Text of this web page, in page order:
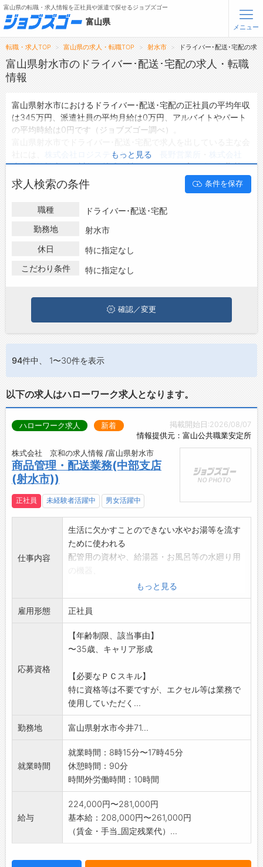
無料会員登録 ログイン
トップ
詳細情報で求人を探す
転職支援サービスについて
転職ノウハウ(応募書類の書き方・面接対策など)
転職・採用コラム
ジョブズゴーについて
お問い合わせ
富山県の転職・求人情報を正社員や派遣で探せるジョブズゴー
富山県
メニュー
転職・求人TOP 富山県の求人・転職TOP 射水市 ドライバー･配送･宅配の求
富山県射水市のドライバー･配送･宅配の求人・転職
情報
富山県射水市におけるドライバー･配送･宅配の正社員の平均年収
は345万円、派遣社員の平均月給は0万円、アルバイトやパート
の平均時給は0円です（ジョブズゴー調べ）。
株式会社ロジスティクス坂尻 長野営業所
小泉運輸松本・佐川急便株式会社などがあり、未経験や短期等ご
希望の条件で絞り込みができます。
富山県射水市の地域密着型の求人サイトであるジョブズゴーでは
富山県射水市の求人情報を61件取り扱っており、そのうち
は50件、 派遣社員の求人 は0件、アルバイト・パートの求
は0件です。
第二新卒から50代・60代以上の方の再就職も可能です。 富山県
射水市でドライバー･配送･宅配の求人・転職情報を探している方
は、ぜひ興味のある職種に応募してみてくださいね。
もっと見る
求人検索の条件 条件を保存
職種
ドライバー･配送･宅配
勤務地
射水市
休日
特に指定なし
こだわり条件
特に指定なし
確認／変更
94件中、 1〜30件を表示
以下の求人はハローワーク求人となります。
掲載開始日:2026/08/07
情報提供元：富山公共職業安定所
ハローワーク求人 新着
株式会社 京和の求人情報 /富山県射水市
商品管理・配送業務(中部支店
(射水市))
正社員 未経験者活躍中 男女活躍中
仕事内容
生活に欠かすことのできない水やお湯等を流す
ために使われる
配管用の資材や、給湯器・お風呂等の水廻り用
エアコン・換気扇等の空調用機器等の在庫管理
や配送業務を
担当していただきます。
※商品知識がない方にも、いちから指導させて
いただきます。
変更範囲:会社の定める業務
もっと見る
雇用形態 正社員
応募資格
【年齢制限、該当事由】
〜35歳、キャリア形成
【必要なＰＣスキル】
特に資格等は不要ですが、エクセル等は業務で
使用していただく...
勤務地 富山県射水市今井71...
就業時間
就業時間：8時15分〜17時45分
休憩時間：90分
時間外労働時間：10時間
給与
224,000円〜281,000円
基本給：208,000円〜261,000円
（賃金・手当_固定残業代）...